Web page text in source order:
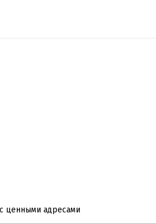
ценными адресами